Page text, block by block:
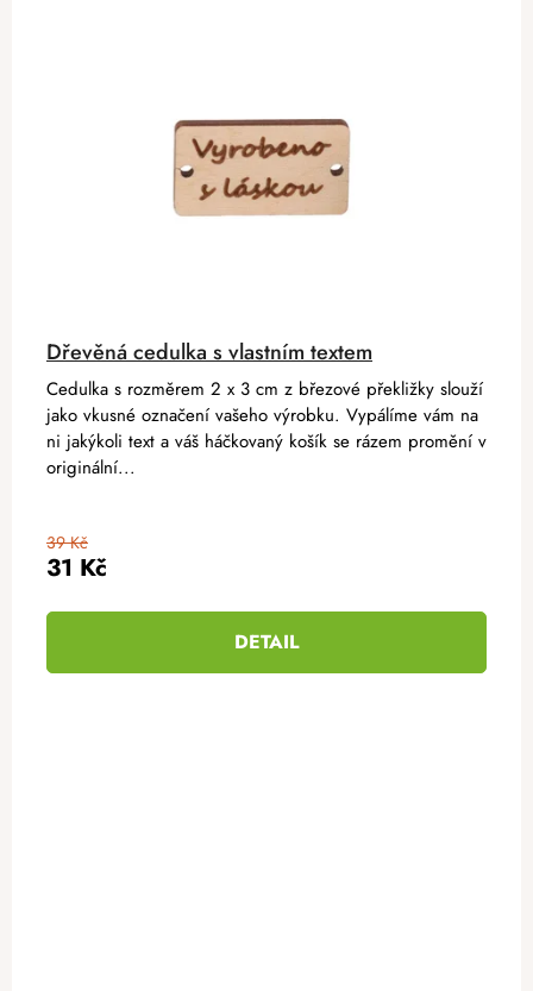
Dřevěná cedulka s vlastním textem
31 Kč
39 Kč
DETAIL
Cedulka s rozměrem 2 x 3 cm z březové překližky slouží
jako vkusné označení vašeho výrobku. Vypálíme vám na
ni jakýkoli text a váš háčkovaný košík se rázem promění v
originální...